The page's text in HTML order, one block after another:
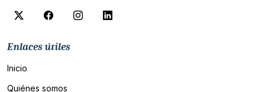
Enlaces útiles
Inicio
Quiénes somos